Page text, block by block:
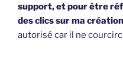
support, et pour être
des clics sur ma
autorisé car il ne